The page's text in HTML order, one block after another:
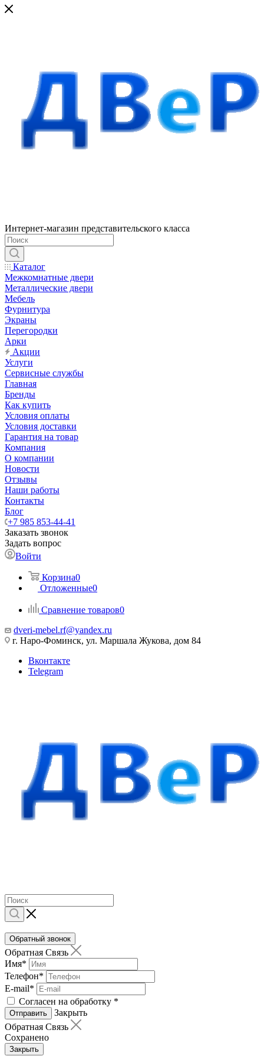
Интернет-магазин представительского класса
Каталог
Межкомнатные двери
Металлические двери
Мебель
Фурнитура
Экраны
Перегородки
Арки
Акции
Услуги
Сервисные службы
Главная
Бренды
Как купить
Условия оплаты
Условия доставки
Гарантия на товар
Компания
О компании
Новости
Отзывы
Наши работы
Контакты
Блог
+7 985 853-44-41
Заказать звонок
Задать вопрос
Войти
Корзина0
Отложенные0
Сравнение товаров0
dveri-mebel.rf@yandex.ru
г. Наро-Фоминск, ул. Маршала Жукова, дом 84
Вконтакте
Telegram
Обратный звонок
Обратная Связь
Имя*
Телефон*
E-mail*
Согласен на обработку *
Отправить
Закрыть
Обратная Связь
Сохранено
Закрыть